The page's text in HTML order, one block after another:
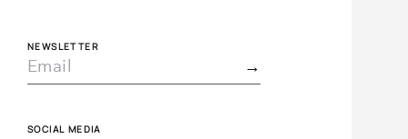
NEWSLETTER
SOCIAL MEDIA